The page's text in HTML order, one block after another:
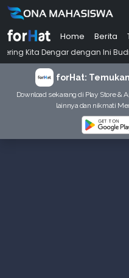
Home Berita
dengan Ini Budi, Ini Bapak
forHat:
Download sekarang di Play Store &
lainnya dan nikmati